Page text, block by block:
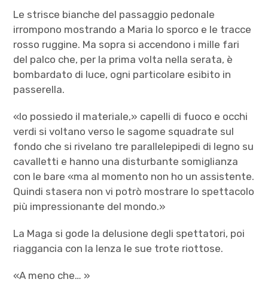
Le strisce bianche del passaggio pedonale
irrompono mostrando a Maria lo sporco e le tracce
rosso ruggine. Ma sopra si accendono i mille fari
del palco che, per la prima volta nella serata, è
bombardato di luce, ogni particolare esibito in
passerella.
«Io possiedo il materiale,» capelli di fuoco e occhi
verdi si voltano verso le sagome squadrate sul
fondo che si rivelano tre parallelepipedi di legno su
cavalletti e hanno una disturbante somiglianza
con le bare «ma al momento non ho un assistente.
Quindi stasera non vi potrò mostrare lo spettacolo
più impressionante del mondo.»
La Maga si gode la delusione degli spettatori, poi
riaggancia con la lenza le sue trote riottose.
«A meno che… »